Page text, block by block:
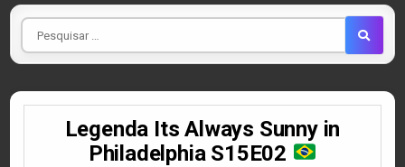
Pesquisar
por
Legenda Its Always Sunny in
Philadelphia S15E02